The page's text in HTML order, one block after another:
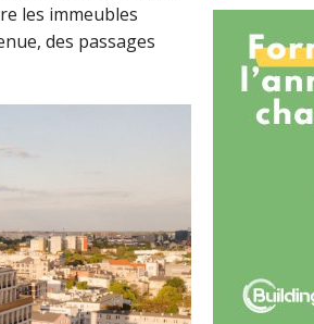
les immeubles
des passages